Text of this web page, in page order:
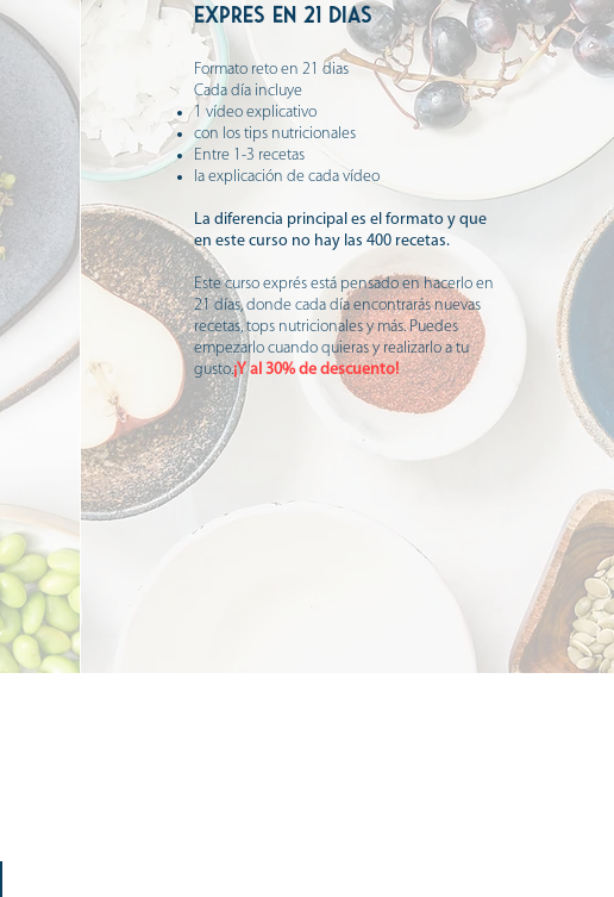
expres en 21 dias
Formato reto en 21 dias
Cada día incluye
1 vídeo explicativo
con los tips nutricionales
Entre 1-3 recetas
la explicación de cada vídeo
La diferencia principal es el formato y que
en este curso no hay las 400 recetas.
Este curso exprés está pensado en hacerlo en
21 días, donde cada día encontrarás nuevas
recetas, tops nutricionales y más. Puedes
empezarlo cuando quieras y realizarlo a tu
gusto.¡Y al 30% de descuento!